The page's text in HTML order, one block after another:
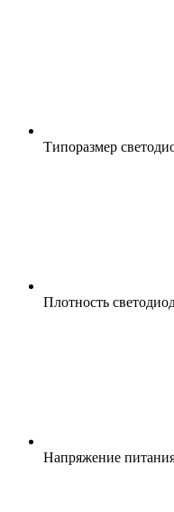
Типоразмер
Плотность
Напряжение